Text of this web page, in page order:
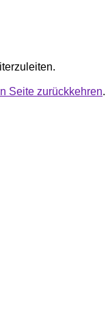
Seite zurückkehren.